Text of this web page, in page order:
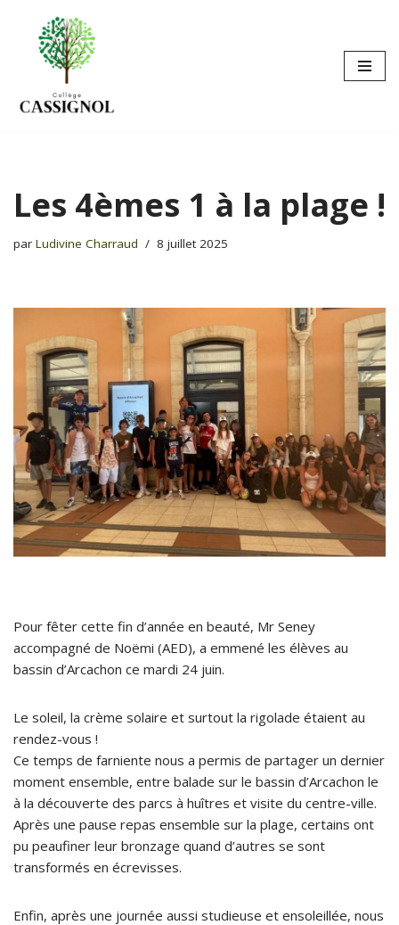
Aller
contenu
Les 4èmes 1 à la plage !
par Ludivine Charraud 8 juillet 2025
Pour fêter cette fin d’année en beauté, Mr Seney
accompagné de Noëmi (AED), a emmené les élèves au
bassin d’Arcachon ce mardi 24 juin.
Le soleil, la crème solaire et surtout la rigolade étaient au
rendez-vous !
Ce temps de farniente nous a permis de partager un dernier
moment ensemble, entre balade sur le bassin d’Arcachon le
à la découverte des parcs à huîtres et visite du centre-ville.
Après une pause repas ensemble sur la plage, certains ont
pu peaufiner leur bronzage quand d’autres se sont
transformés en écrevisses.
Enfin, après une journée aussi studieuse et ensoleillée, nous